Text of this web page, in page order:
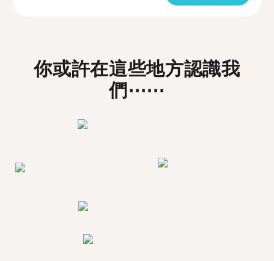
你或許在這些地方認識我
們⋯⋯